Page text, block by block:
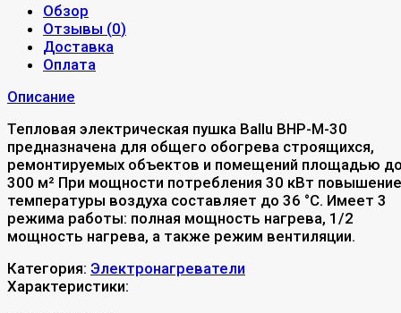
Обзор
Отзывы (0)
Доставка
Оплата
Описание
Тепловая электрическая пушка Ballu BHP-M-30
предназначена для общего обогрева строящихся,
ремонтируемых объектов и помещений площадью
300 м² При мощности потребления 30 кВт повышение
температуры воздуха составляет до 36 °C. Имеет 3
режима работы: полная мощность нагрева, 1/2
мощность нагрева, а также режим вентиляции.
Категория: Электронагреватели
Характеристики: